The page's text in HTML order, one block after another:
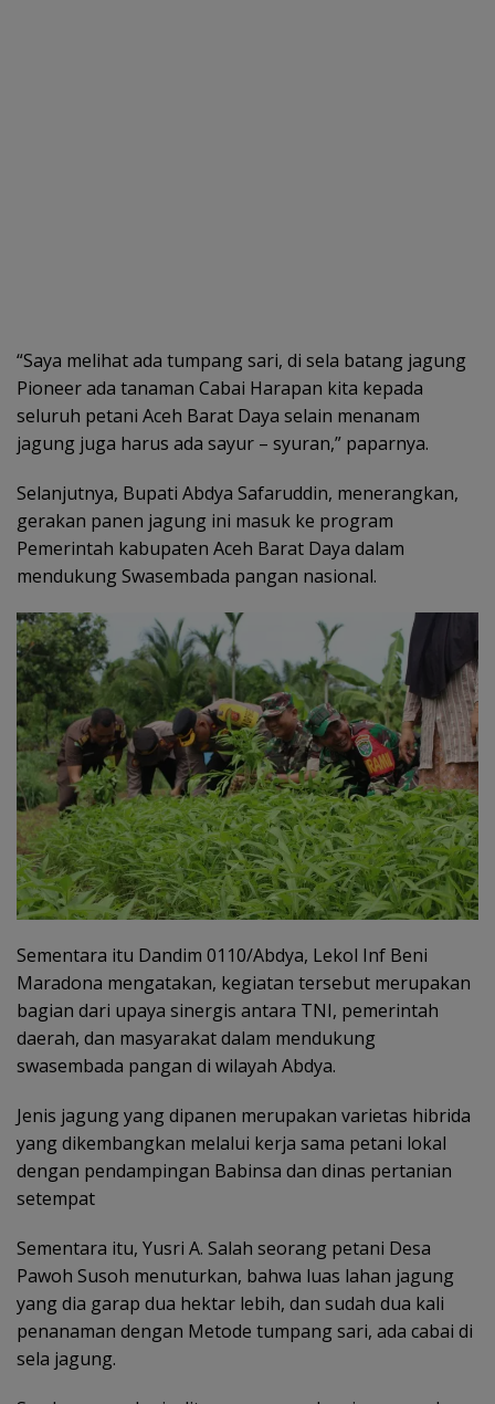
“Saya melihat ada tumpang sari, di sela batang jagung
Pioneer ada tanaman Cabai Harapan kita kepada
seluruh petani Aceh Barat Daya selain menanam
jagung juga harus ada sayur – syuran,” paparnya.
Selanjutnya, Bupati Abdya Safaruddin, menerangkan,
gerakan panen jagung ini masuk ke program
Pemerintah kabupaten Aceh Barat Daya dalam
mendukung Swasembada pangan nasional.
Sementara itu Dandim 0110/Abdya, Lekol Inf Beni
Maradona mengatakan, kegiatan tersebut merupakan
bagian dari upaya sinergis antara TNI, pemerintah
daerah, dan masyarakat dalam mendukung
swasembada pangan di wilayah Abdya.
Jenis jagung yang dipanen merupakan varietas hibrida
yang dikembangkan melalui kerja sama petani lokal
dengan pendampingan Babinsa dan dinas pertanian
setempat
Sementara itu, Yusri A. Salah seorang petani Desa
Pawoh Susoh menuturkan, bahwa luas lahan jagung
yang dia garap dua hektar lebih, dan sudah dua kali
penanaman dengan Metode tumpang sari, ada cabai di
sela jagung.